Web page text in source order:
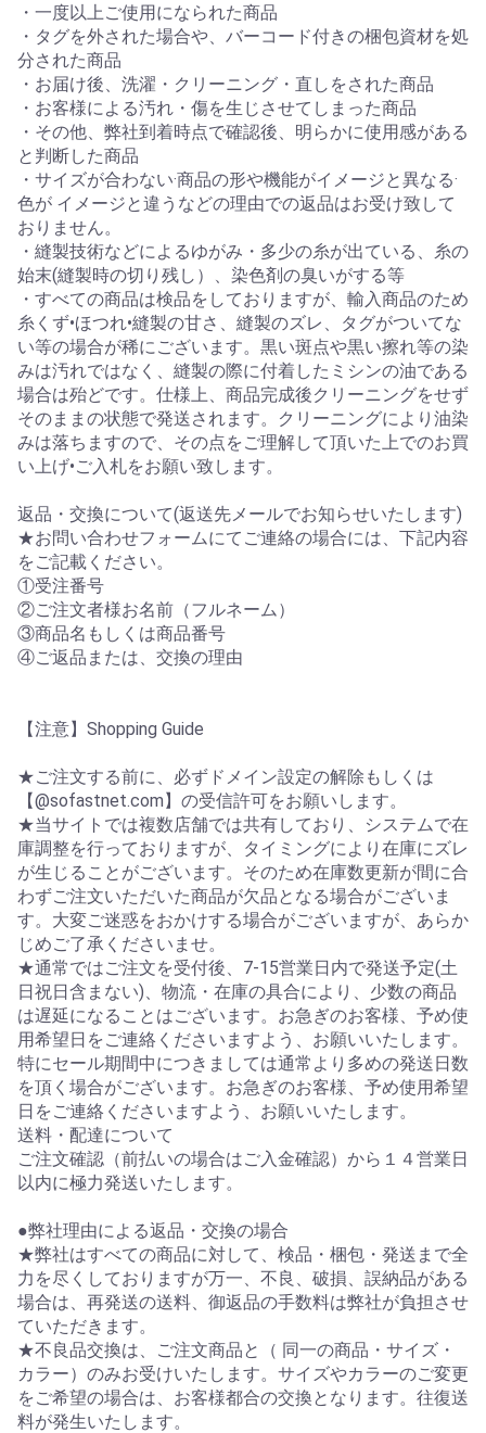
・一度以上ご使用になられた商品
・タグを外された場合や、バーコード付きの梱包資材を処
分された商品
・お届け後、洗濯・クリーニング・直しをされた商品
・お客様による汚れ・傷を生じさせてしまった商品
・その他、弊社到着時点で確認後、明らかに使用感がある
と判断した商品
・サイズが合わない·商品の形や機能がイメージと異なる·
色が イメージと違うなどの理由での返品はお受け致して
おりません。
・縫製技術などによるゆがみ・多少の糸が出ている、糸の
始末(縫製時の切り残し）、染色剤の臭いがする等
・すべての商品は検品をしておりますが、輸入商品のため
糸くず•ほつれ•縫製の甘さ、縫製のズレ、タグがついてな
い等の場合が稀にございます。黒い斑点や黒い擦れ等の染
みは汚れではなく、縫製の際に付着したミシンの油である
場合は殆どです。仕様上、商品完成後クリーニングをせず
そのままの状態で発送されます。クリーニングにより油染
みは落ちますので、その点をご理解して頂いた上でのお買
い上げ•ご入札をお願い致します。
返品・交換について(返送先メールでお知らせいたします)
★お問い合わせフォームにてご連絡の場合には、下記内容
をご記載ください。
①受注番号
②ご注文者様お名前（フルネーム）
③商品名もしくは商品番号
④ご返品または、交換の理由
【注意】Shopping Guide
★ご注文する前に、必ずドメイン設定の解除もしくは
【@sofastnet.com】の受信許可をお願いします。
★当サイトでは複数店舗では共有しており、システムで在
庫調整を行っておりますが、タイミングにより在庫にズレ
が生じることがございます。そのため在庫数更新が間に合
わずご注文いただいた商品が欠品となる場合がございま
す。大変ご迷惑をおかけする場合がございますが、あらか
じめご了承くださいませ。
★通常ではご注文を受付後、7-15営業日内で発送予定(土
日祝日含まない)、物流・在庫の具合により、少数の商品
は遅延になることはございます。お急ぎのお客様、予め使
用希望日をご連絡くださいますよう、お願いいたします。
特にセール期間中につきましては通常より多めの発送日数
を頂く場合がございます。お急ぎのお客様、予め使用希望
日をご連絡くださいますよう、お願いいたします。
送料・配達について
ご注文確認（前払いの場合はご入金確認）から１４営業日
以内に極力発送いたします。
●弊社理由による返品・交換の場合
★弊社はすべての商品に対して、検品・梱包・発送まで全
力を尽くしておりますが万一、不良、破損、誤納品がある
場合は、再発送の送料、御返品の手数料は弊社が負担させ
ていただきます。
★不良品交換は、ご注文商品と（ 同一の商品・サイズ・
カラー）のみお受けいたします。サイズやカラーのご変更
をご希望の場合は、お客様都合の交換となります。往復送
料が発生いたします。